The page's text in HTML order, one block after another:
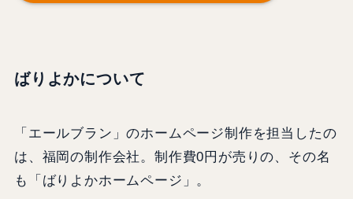
ばりよかについて
「エールブラン」のホームページ制作を担当したの
は、福岡の制作会社。制作費0円が売りの、その名
も「ばりよかホームページ」。